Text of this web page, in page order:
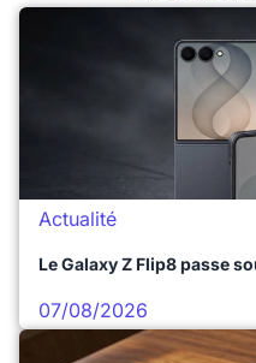
Actualité
Le Galaxy Z Flip8 passe
07/08/2026